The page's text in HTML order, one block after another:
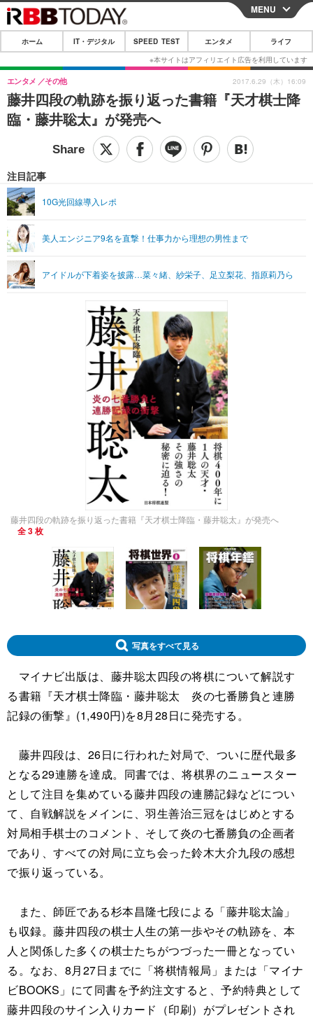
CLOSE
ホーム
IT・デジタル
IT・デジタルTOP スマートフォン
ショッピング その他
SPEED TEST
エンタメTOP 映画・ドラマ
グラビア ブログ
ショッピング その他
ライフTOP
リリース一覧
プッシュ通知の停止方法
MENU
ホーム IT・デジタル SPEED TEST エンタメ ライフ
藤井四段の軌跡を振り返った書籍『天才棋士降
臨・藤井聡太』が発売へ
エンタメ その他
注目記事
10G光回線導入レポ
美人エンジニア9名を直撃！仕事力から理想の男性まで
アイドルが下着姿を披露…菜々緒、紗栄子、足立梨花、指原莉乃ら
2017.6.29（木）16:09
藤井四段の軌跡を振り返った書籍『天才棋士降臨・藤井聡太』が発売へ
全 3 枚
写真をすべて見る
マイナビ出版は、藤井聡太四段の将棋について解説す
る書籍『天才棋士降臨・藤井聡太 炎の七番勝負と連勝
記録の衝撃』(1,490円)を8月28日に発売する。
藤井四段は、26日に行われた対局で、ついに歴代最多
となる29連勝を達成。同書では、将棋界のニュースター
として注目を集めている藤井四段の連勝記録などについ
て、自戦解説をメインに、羽生善治三冠をはじめとする
対局相手棋士のコメント、そして炎の七番勝負の企画者
であり、すべての対局に立ち会った鈴木大介九段の感想
で振り返っている。
また、師匠である杉本昌隆七段による「藤井聡太論」
も収録。藤井四段の棋士人生の第一歩やその軌跡を、本
人と関係した多くの棋士たちがつづった一冊となってい
る。なお、8月27日までに「将棋情報局」または「マイナ
ビBOOKS」にて同書を予約注文すると、予約特典として
藤井四段のサイン入りカード（印刷）がプレゼントされ